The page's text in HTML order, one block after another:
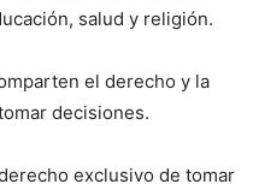
salud y religión.
el derecho y la
decisiones.
exclusivo de tomar